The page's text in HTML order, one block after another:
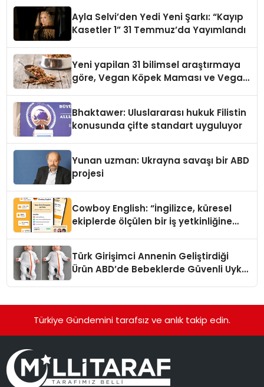
Ayla Selvi’den Yedi Yeni Şarkı: “Kayıp
Kasetler 1” 31 Temmuz’da Yayımlandı
Yeni yapilan 31 bilimsel araştırmaya
göre, Vegan Köpek Maması ve Vegan
Bhaktawer: Uluslararası hukuk Filistin
konusunda çifte standart uyguluyor
Yunan uzman: Ukrayna savaşı bir ABD
projesi
Cowboy English: “İngilizce, küresel
ekiplerde ölçülen bir iş yetkinliğine
Türk Girişimci Annenin Geliştirdiği
Ürün ABD’de Bebeklerde Güvenli Uyku
Türkiye Gündemini tarafsız ve anlık takip edin.